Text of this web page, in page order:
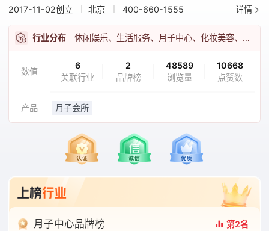
2017-11-02创立 北京 400-660-1555 详情
行业分布 休闲娱乐、生活服务、月子中心、化妆美容、女性护理
数值
6
关联行业
2
品牌榜
48589
浏览量
10668
点赞数
产品 月子会所
月子中心品牌榜 第2名